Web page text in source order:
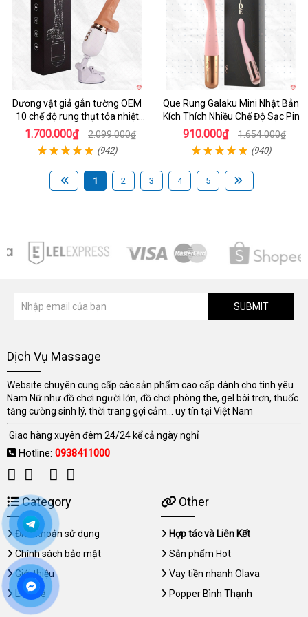
Dương vật giả gắn tường OEM
10 chế độ rung thụt tỏa nhiệt
siêu thực
1.700.000₫ 2.099.000₫
(942)
Que Rung Galaku Mini Nhật Bản
Kích Thích Nhiều Chế Độ Sạc Pin
910.000₫ 1.654.000₫
(940)
1 2 3 4 5
SUBMIT
Dịch Vụ Massage
Website chuyên cung cấp các sản phẩm cao cấp dành cho tình yêu
Nam Nữ như đồ chơi người lớn, đồ chơi phòng the, gel bôi trơn, thuốc
tăng cường sinh lý, thời trang gợi cảm... uy tín tại Việt Nam
Giao hàng xuyên đêm 24/24 kể cả ngày nghỉ
Hotline: 0938411000
Category
Điều khoản sử dụng
Chính sách bảo mật
Giới thiệu
Liên hệ
Other
Hợp tác và Liên Kết
Sản phẩm Hot
Vay tiền nhanh Olava
Popper Bình Thạnh